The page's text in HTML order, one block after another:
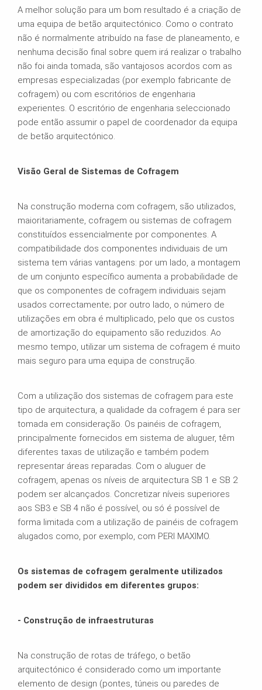
A melhor solução para um bom resultado é a criação de
uma equipa de betão arquitectónico. Como o contrato
não é normalmente atribuído na fase de planeamento, e
nenhuma decisão final sobre quem irá realizar o trabalho
não foi ainda tomada, são vantajosos acordos com as
empresas especializadas (por exemplo fabricante de
cofragem) ou com escritórios de engenharia
experientes. O escritório de engenharia seleccionado
pode então assumir o papel de coordenador da equipa
de betão arquitectónico.
Visão Geral de Sistemas de Cofragem
Na construção moderna com cofragem, são utilizados,
maioritariamente, cofragem ou sistemas de cofragem
constituídos essencialmente por componentes. A
compatibilidade dos componentes individuais de um
sistema tem várias vantagens: por um lado, a montagem
de um conjunto específico aumenta a probabilidade de
que os componentes de cofragem individuais sejam
usados correctamente; por outro lado, o número de
utilizações em obra é multiplicado, pelo que os custos
de amortização do equipamento são reduzidos. Ao
mesmo tempo, utilizar um sistema de cofragem é muito
mais seguro para uma equipa de construção.
Com a utilização dos sistemas de cofragem para este
tipo de arquitectura, a qualidade da cofragem é para ser
tomada em consideração. Os painéis de cofragem,
principalmente fornecidos em sistema de aluguer, têm
diferentes taxas de utilização e também podem
representar áreas reparadas. Com o aluguer de
cofragem, apenas os níveis de arquitectura SB 1 e SB 2
podem ser alcançados. Concretizar níveis superiores
aos SB3 e SB 4 não é possível, ou só é possível de
forma limitada com a utilização de painéis de cofragem
alugados como, por exemplo, com PERI MAXIMO.
Os sistemas de cofragem geralmente utilizados
podem ser divididos em diferentes grupos:
- Construção de infraestruturas
Na construção de rotas de tráfego, o betão
arquitectónico é considerado como um importante
elemento de design (pontes, túneis ou paredes de